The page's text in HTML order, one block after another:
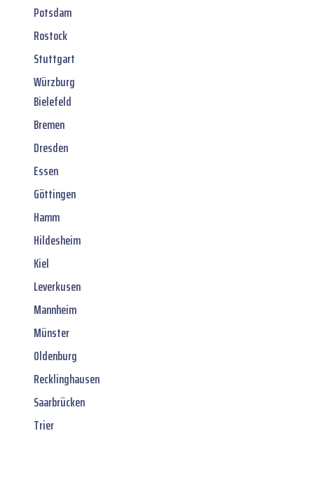
Potsdam
Rostock
Stuttgart
Würzburg
Bielefeld
Bremen
Dresden
Essen
Göttingen
Hamm
Hildesheim
Kiel
Leverkusen
Mannheim
Münster
Oldenburg
Recklinghausen
Saarbrücken
Trier